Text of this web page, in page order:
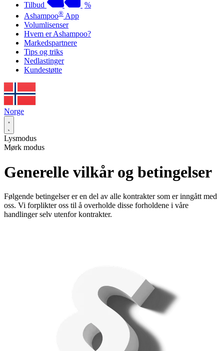
Tilbud
%
Ashampoo® App
Volumlisenser
Hvem er Ashampoo?
Markedspartnere
Tips og triks
Nedlastinger
Kundestøtte
Norge
Lysmodus
Mørk modus
Generelle vilkår og betingelser
Følgende betingelser er en del av alle kontrakter som er inngått med
oss. Vi forplikter oss til å overholde disse forholdene i våre
handlinger selv utenfor kontrakter.